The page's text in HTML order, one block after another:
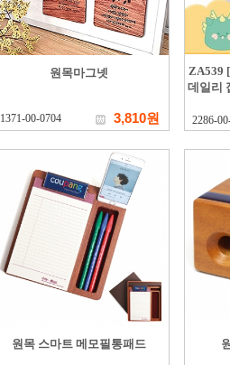
원목마그넷
1371-00-0704 3,810원
ZA539
데일리
2286-
원목 스마트 메모필통패드